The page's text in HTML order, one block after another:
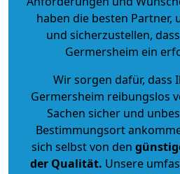
haben die besten Partner,
und sicherzustellen,
Germersheim ein
Wir sorgen dafür, dass
Germersheim reibungslos
Sachen sicher und
Bestimmungsort
sich selbst von den
der Qualität. Unsere